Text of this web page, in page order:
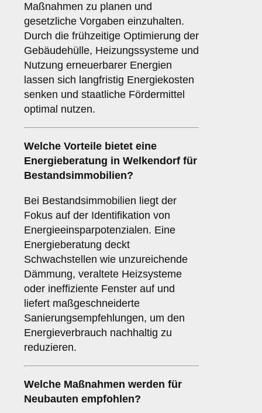
Maßnahmen zu planen und
gesetzliche Vorgaben einzuhalten.
Durch die frühzeitige Optimierung der
Gebäudehülle, Heizungssysteme und
Nutzung erneuerbarer Energien
lassen sich langfristig Energiekosten
senken und staatliche Fördermittel
optimal nutzen.
Welche Vorteile bietet eine
Energieberatung in Welkendorf für
Bestandsimmobilien?
Bei Bestandsimmobilien liegt der
Fokus auf der Identifikation von
Energieeinsparpotenzialen. Eine
Energieberatung deckt
Schwachstellen wie unzureichende
Dämmung, veraltete Heizsysteme
oder ineffiziente Fenster auf und
liefert maßgeschneiderte
Sanierungsempfehlungen, um den
Energieverbrauch nachhaltig zu
reduzieren.
Welche Maßnahmen werden für
Neubauten empfohlen?